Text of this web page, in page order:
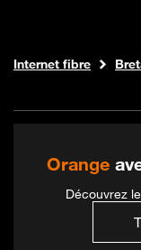
Boutique Orange
Internet fibre